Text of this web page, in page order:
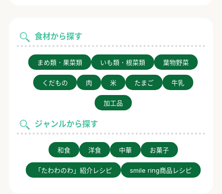
食材から探す
まめ類・果菜類 いも類・根菜類 葉物野菜
くだもの 肉 米 たまご 牛乳
加工品
ジャンルから探す
和食 洋食 中華 お菓子
「たわわのわ」紹介レシピ smile ring商品レシピ